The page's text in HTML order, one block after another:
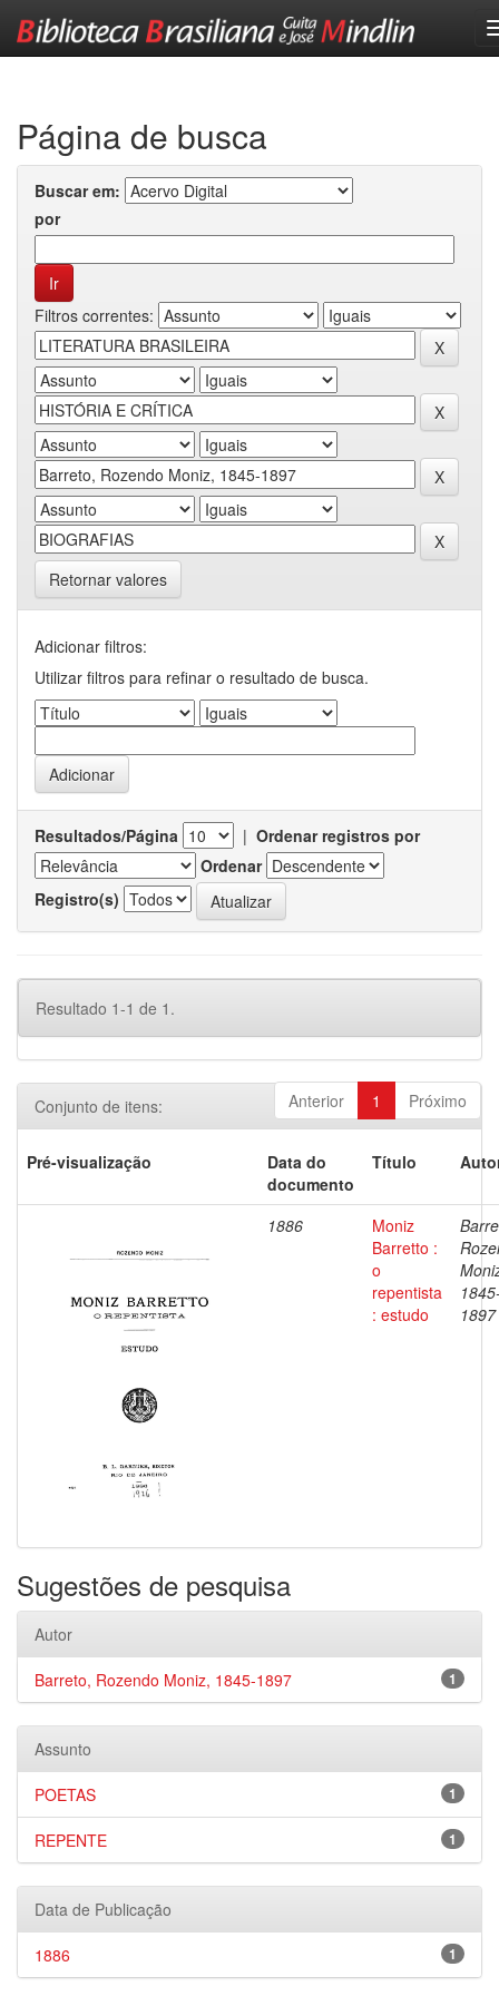
Página de busca
Buscar em:
por
Filtros correntes:
Retornar valores
Adicionar filtros:
Utilizar filtros para refinar o resultado de busca.
Resultados/Página | Ordenar registros por
Ordenar
Registro(s)
Resultado 1-1 de 1.
Anterior 1 Próximo
Conjunto de itens:
Pré-visualização
Data do
documento
Título
1886
Moniz
Barretto :
o
repentista
: estudo
1897
Sugestões de pesquisa
Autor
1
Barreto, Rozendo Moniz, 1845-1897
Assunto
1
POETAS
1
REPENTE
Data de Publicação
1
1886